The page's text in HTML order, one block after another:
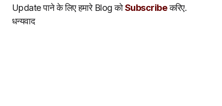
Update पाने के लिए हमारे Blog कोSubscribeकरिए.
धन्यवाद